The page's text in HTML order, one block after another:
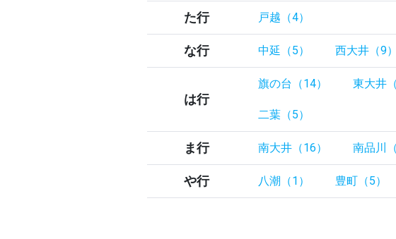
た行 戸越（4）
な行 中延（5） 西大井（9）
は行
旗の台（14） 東大井
二葉（5）
ま行 南大井（16） 南品川（
や行 八潮（1） 豊町（5）